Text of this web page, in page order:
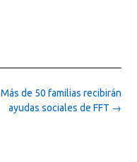
Más de 50 familias recibirán
ayudas sociales de FFT →